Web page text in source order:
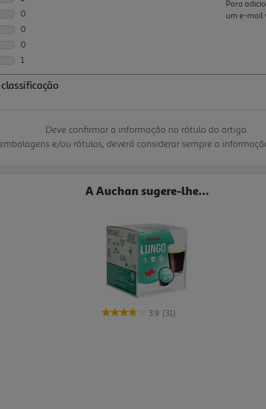
Deve confirmar a informação no rótulo do artigo.
e/ou rótulos, deverá considerar sempre a
A Auchan sugere-lhe...
3.9 (31)